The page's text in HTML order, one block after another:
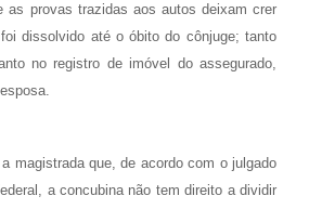
as provas trazidas aos autos deixam crer
dissolvido até o óbito do cônjuge; tanto
no registro de imóvel do assegurado,
magistrada que, de acordo com o julgado
a concubina não tem direito a dividir